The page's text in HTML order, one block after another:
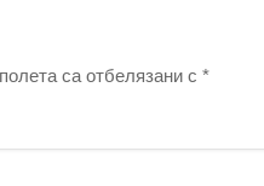
са отбелязани с *